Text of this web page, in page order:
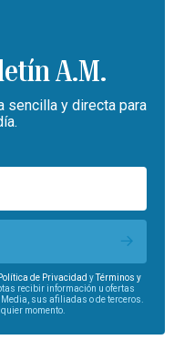
A.M.
sencilla y directa para
Política de Privacidad yTérminos y
recibir información u ofertas
sus afiliadas o de terceros.
momento.